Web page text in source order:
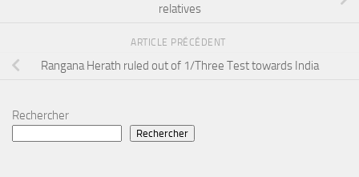
relatives
ARTICLE PRÉCÉDENT
Rangana Herath ruled out of 1/Three Test towards India
Rechercher
Rechercher